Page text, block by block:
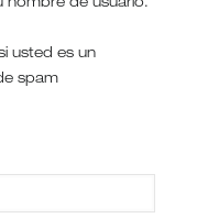
nombre de usuario.
usted es un
spam